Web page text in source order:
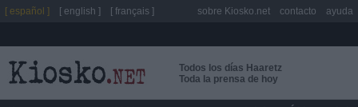
Todos los días Haaretz
Toda la prensa de hoy
[ español ] [ english ] [ français ] sobre Kiosko.net contacto ayuda